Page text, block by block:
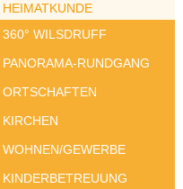
HEIMATKUNDE
360° WILSDRUFF
PANORAMA-RUNDGANG
ORTSCHAFTEN
KIRCHEN
WOHNEN/GEWERBE
KINDERBETREUUNG